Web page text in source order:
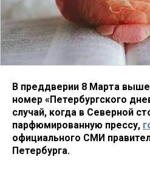
В преддверии 8 Марта
номер «Петербургского
случай, когда в Северной
парфюмированную прессу,
официального СМИ
Петербурга.